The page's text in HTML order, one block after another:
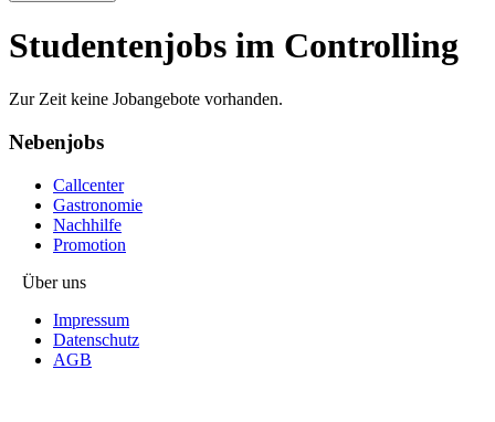
Studentenjobs im Controlling
Zur Zeit keine Jobangebote vorhanden.
Nebenjobs
Callcenter
Gastronomie
Nachhilfe
Promotion
Über uns
Impressum
Datenschutz
AGB